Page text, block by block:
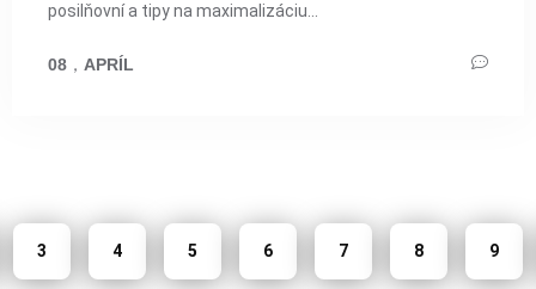
posilňovní a tipy na maximalizáciu...
08 ， APRÍL
3 4 5 6 7 8 9